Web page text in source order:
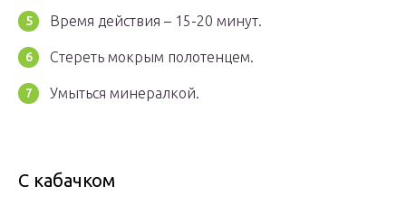
Время действия – 15-20 минут.
Стереть мокрым полотенцем.
Умыться минералкой.
С кабачком